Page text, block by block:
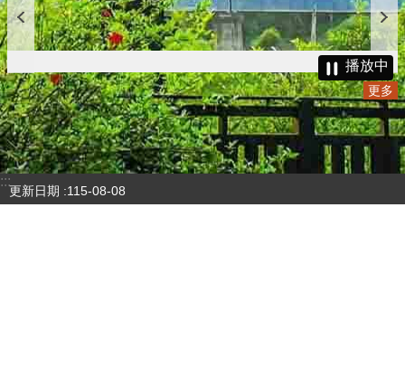
播放中